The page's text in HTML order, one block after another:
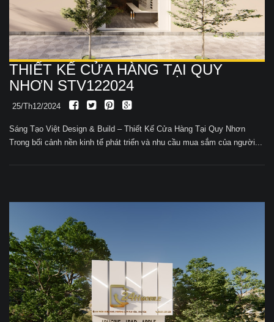
THIẾT KẾ CỬA HÀNG TẠI QUY
NHƠN STV122024
25/Th12/2024
Sáng Tạo Việt Design & Build – Thiết Kế Cửa Hàng Tại Quy Nhơn
Trong bối cảnh nền kinh tế phát triển và nhu cầu mua sắm của người...